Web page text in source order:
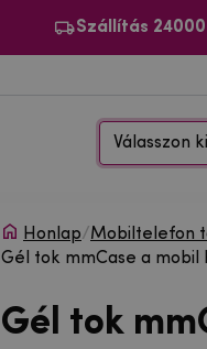
Szállítás 24000
Válasszon
Honlap/Mobiltelefon
Gél tok mmCase a
Gél tok